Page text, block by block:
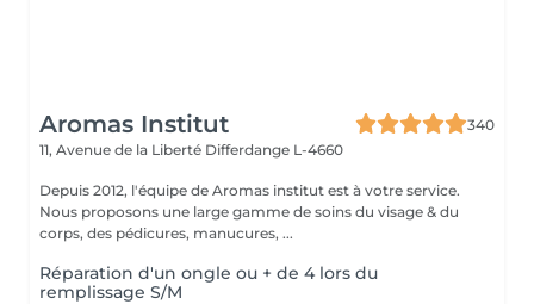
Aromas Institut
340
11, Avenue de la Liberté Differdange L-4660
Depuis 2012, l'équipe de Aromas institut est à votre service.
Nous proposons une large gamme de soins du visage & du
corps, des pédicures, manucures, ...
Réparation d'un ongle ou + de 4 lors du
remplissage S/M